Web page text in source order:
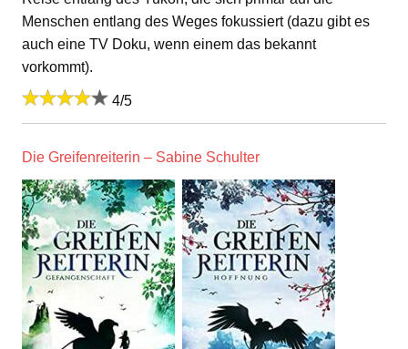
Menschen entlang des Weges fokussiert (dazu gibt es
auch eine TV Doku, wenn einem das bekannt
vorkommt).
4/5
Die Greifenreiterin – Sabine Schulter